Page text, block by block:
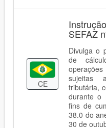
CE
SEFAZ
Divulga o
de
sujeitas
tributária,
durante o
fins de
38.0 do
30 de